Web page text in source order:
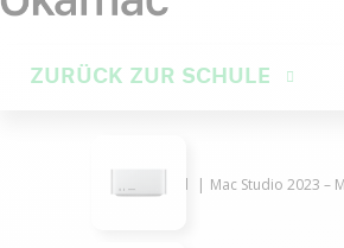
ZURÜCK ZUR SCHULE
Mac/iPad Mac Studio 2023 –